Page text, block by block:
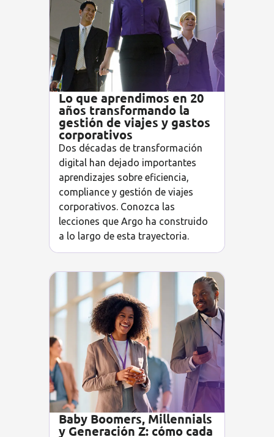
Lo que aprendimos en 20
años transformando la
gestión de viajes y gastos
corporativos
Dos décadas de transformación
digital han dejado importantes
aprendizajes sobre eficiencia,
compliance y gestión de viajes
corporativos. Conozca las
lecciones que Argo ha construido
a lo largo de esta trayectoria.
Baby Boomers, Millennials
y Generación Z: cómo cada